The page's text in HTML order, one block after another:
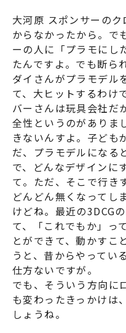
大河原 スポンサーの
からなかったから。で
ーの人に「プラモにし
たんですよ。でも断ら
ダイさんがプラモデル
て、大ヒットするわけ
バーさんは玩具会社だ
全性というのがありま
きないんすよ。子ども
だ、プラモデルになる
で、どんなデザインに
て。ただ、そこで行き
どんどん無くなってし
けどね。最近の3DCG
て、「これでもか」っ
とができて、動かすこ
うと、昔からやってい
仕方ないですが。
でも、そういう方向に
も変わったきっかけは
しょうね。